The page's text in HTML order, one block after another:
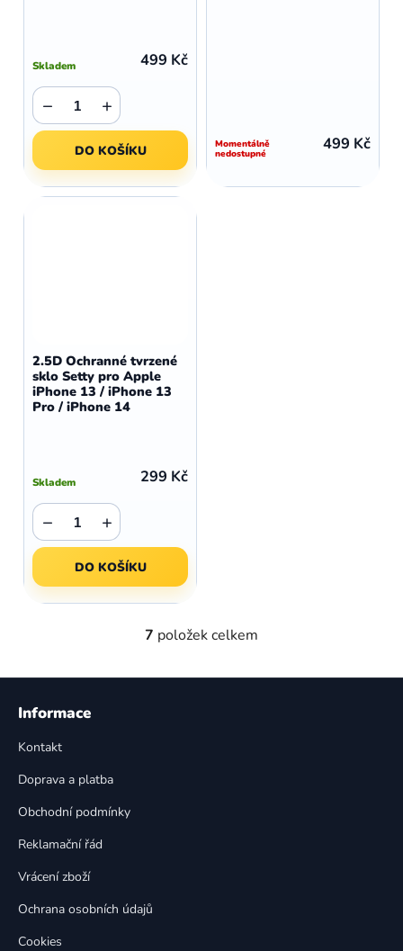
Skladem 499 Kč
+
−
DO KOŠÍKU Momentálně
nedostupné 499 Kč
2.5D Ochranné tvrzené
sklo Setty pro Apple
iPhone 13 / iPhone 13
Pro / iPhone 14
Skladem 299 Kč
+
−
DO KOŠÍKU
O
l
7 položek celkem
Z
Informace
Kontakt
Doprava a platba
Obchodní podmínky
Reklamační řád
Vrácení zboží
Ochrana osobních údajů
Cookies